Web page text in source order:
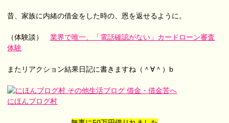
昔、家族に内緒の借金をした時の、恩を返せるように。
（体験談）業界で唯一、「電話確認がない」カードローン審査
体験
またリアクション結果日記に書きますね（＾∀＾）b
にほんブログ村